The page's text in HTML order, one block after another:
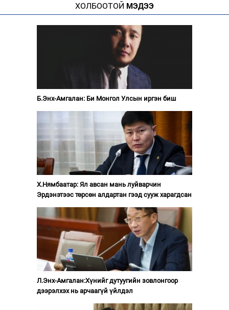
ХОЛБООТОЙ МЭДЭЭ
Б.Энх-Амгалан: Би Монгол Улсын иргэн биш
Х.Нямбаатар: Ял авсан мань луйварчин
Эрдэнэтээс төрсөн алдартан гээд сууж харагдсан
Л.Энх-Амгалан:Хүнийг дутуугийн зовлонгоор
дээрэлхэх нь арчаагүй үйлдэл